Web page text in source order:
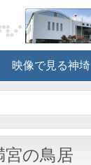
映像で見る神埼
宮の鳥居